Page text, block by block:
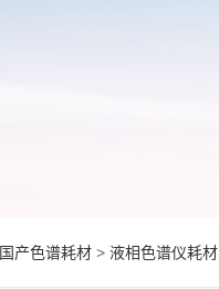
国产色谱耗材 > 液相色谱仪耗材